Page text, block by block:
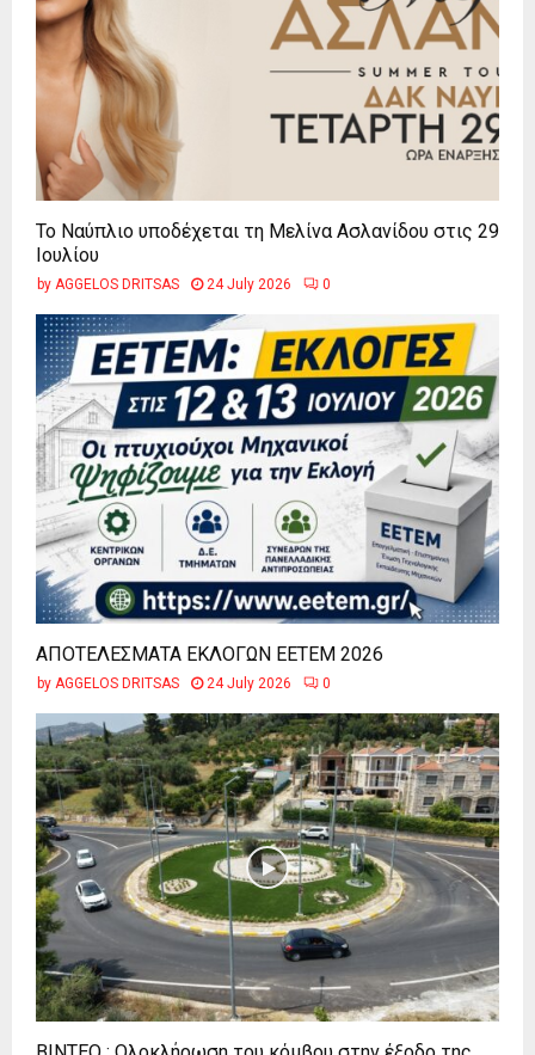
Το Ναύπλιο υποδέχεται τη Μελίνα Ασλανίδου στις 29
Ιουλίου
by AGGELOS DRITSAS 24 July 2026 0
ΑΠΟΤΕΛΕΣΜΑΤΑ ΕΚΛΟΓΩΝ ΕΕΤΕΜ 2026
by AGGELOS DRITSAS 24 July 2026 0